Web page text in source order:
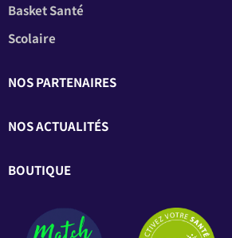
Basket Santé
Scolaire
NOS PARTENAIRES
NOS ACTUALITÉS
BOUTIQUE